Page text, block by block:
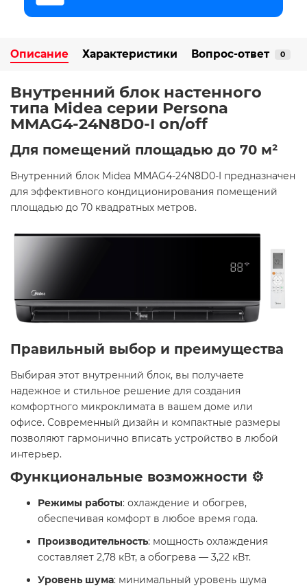
Описание Характеристики Вопрос-ответ 0
Внутренний блок настенного
типа Midea серии Persona
MMAG4-24N8D0-I on/off
Для помещений площадью до 70 м²
Внутренний блок Midea MMAG4-24N8D0-I предназначен
для эффективного кондиционирования помещений
площадью до 70 квадратных метров. ​
Правильный выбор и преимущества
Выбирая этот внутренний блок, вы получаете
надежное и стильное решение для создания
комфортного микроклимата в вашем доме или
офисе. Современный дизайн и компактные размеры
позволяют гармонично вписать устройство в любой
интерьер.​
Функциональные возможности ⚙️
Режимы работы: охлаждение и обогрев,
обеспечивая комфорт в любое время года.​
Производительность: мощность охлаждения
составляет 2,78 кВт, а обогрева — 3,22 кВт. ​
Уровень шума: минимальный уровень шума